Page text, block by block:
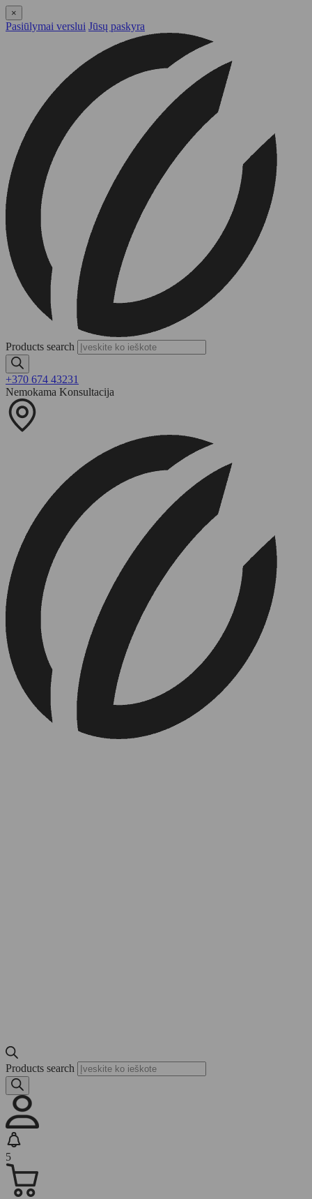
×
Pasiūlymai verslui Jūsų paskyra
Products search
+370 674 43231
Nemokama Konsultacija
Products search
5